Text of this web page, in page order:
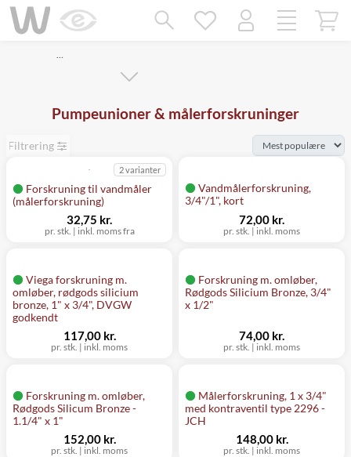
…
Pumpeunioner & målerforskruninger
Filtrering
Forskruning til vandmåler
(målerforskruning)
2 varianter
pr. stk. | inkl. moms fra
32,75 kr.
Vandmålerforskruning,
3/4"/1", kort
pr. stk. | inkl. moms
72,00 kr.
Viega forskruning m.
omløber, rødgods silicium
bronze, 1" x 3/4", DVGW
godkendt
pr. stk. | inkl. moms
117,00 kr.
Forskruning m. omløber,
Rødgods Silicium Bronze, 3/4"
x 1/2"
pr. stk. | inkl. moms
74,00 kr.
Forskruning m. omløber,
Rødgods Silicum Bronze -
1.1/4" x 1"
pr. stk. | inkl. moms
152,00 kr.
Målerforskruning, 1 x 3/4"
med kontraventil type 2296 -
JCH
pr. stk. | inkl. moms
148,00 kr.
Mangler chatten?
Ret samtykke!